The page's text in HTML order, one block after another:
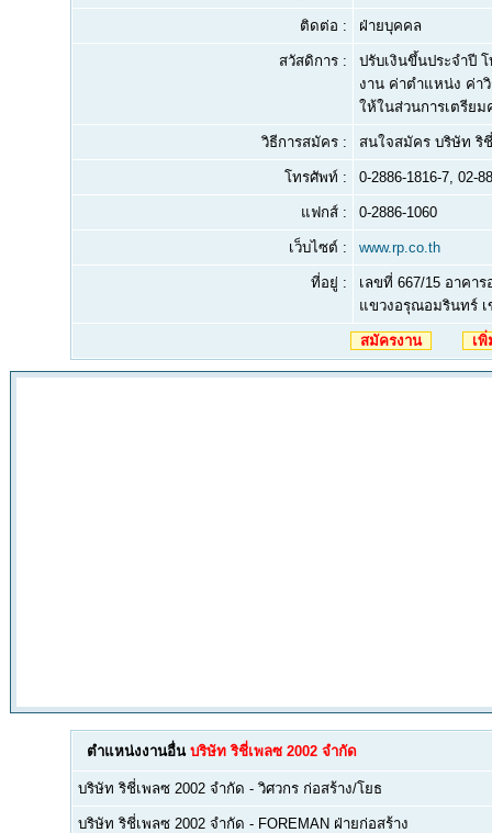
ติดต่อ : ฝ่ายบุคคล
สวัสดิการ :
ปรับเงินขึ้นประจำปี
งาน ค่าตำแหน่ง ค่า
ให้ในส่วนการเตรีย
วิธีการสมัคร : สนใจสมัคร บริษัท ริชี่
โทรศัพท์ : 0-2886-1816-7, 02-
แฟกส์ : 0-2886-1060
เว็บไซต์ : www.rp.co.th
ที่อยู่ :
เลขที่ 667/15 อาค
แขวงอรุณอมรินทร์ เ
สมัครงาน เ
ตำแหน่งงานอื่น บริษัท ริชี่เพลซ 2002 จำกัด
บริษัท ริชี่เพลซ 2002 จำกัด - วิศวกร ก่อสร้าง/โยธ
บริษัท ริชี่เพลซ 2002 จำกัด - FOREMAN ฝ่ายก่อสร้าง